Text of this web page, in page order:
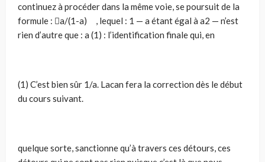
continuez à procéder dans la même voie, se poursuit de la
formule : a/(1-a) , lequel : 1 — a étant égal à a2 — n’est
rien d’autre que : a (1) : l’identification finale qui, en
(1) C’est bien sûr 1/a. Lacan fera la correction dès le début
du cours suivant.
quelque sorte, sanctionne qu’à travers ces détours, ces